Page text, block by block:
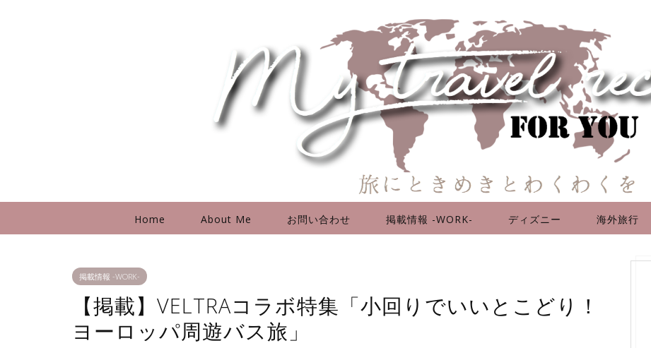
Home About Me お問い合わせ 掲載情報 -WORK- ディズニー 海外旅行
掲載情報 -WORK-
【掲載】VELTRAコラボ特集「小回りでいいとこどり！
ヨーロッパ周遊バス旅」